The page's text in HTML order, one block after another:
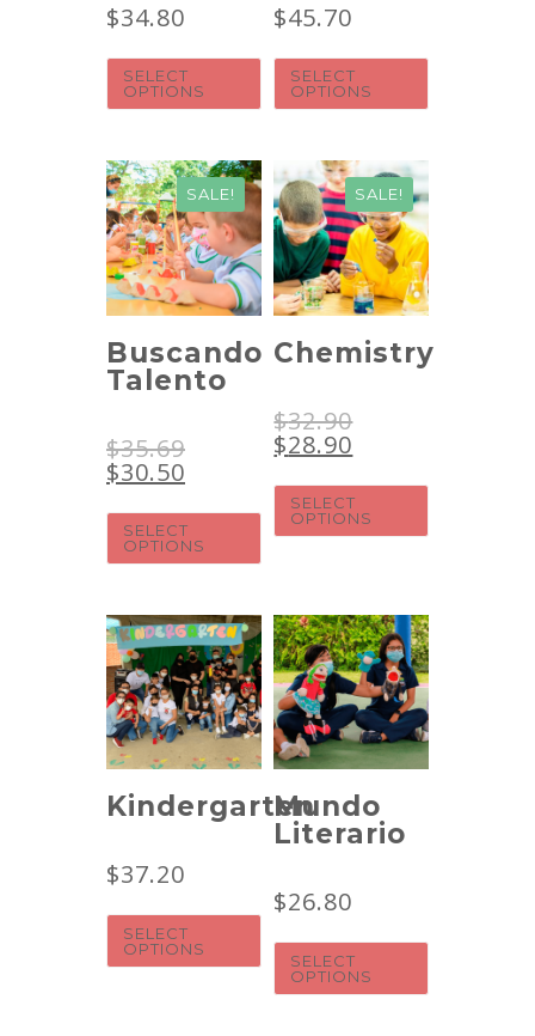
$34.80
SELECT
OPTIONS
$45.70
SELECT
OPTIONS
SALE!
Buscando
Talento
$35.69
$30.50
SELECT
OPTIONS
SALE!
Chemistry
$32.90
$28.90
SELECT
OPTIONS
Kindergarten
$37.20
SELECT
OPTIONS
Mundo
Literario
$26.80
SELECT
OPTIONS